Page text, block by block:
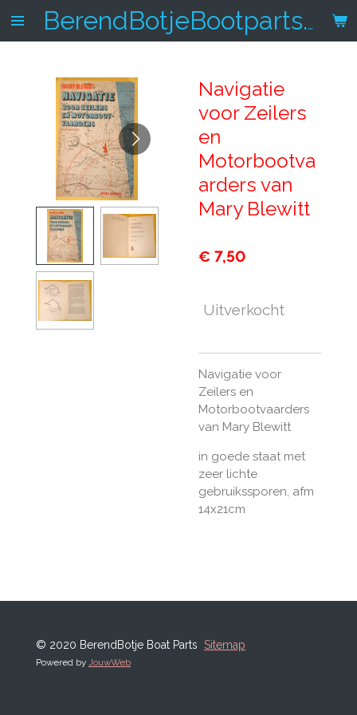
Ga
hoofdinhoud
BerendBotjeBootparts.nl
Navigatie
voor Zeilers
en
Motorbootva
arders van
Mary Blewitt
€ 7,50
Uitverkocht
Navigatie voor
Zeilers en
Motorbootvaarders
van Mary Blewitt
in goede staat met
zeer lichte
gebruikssporen, afm
14x21cm
© 2020 BerendBotje Boat Parts Sitemap
Powered by JouwWeb